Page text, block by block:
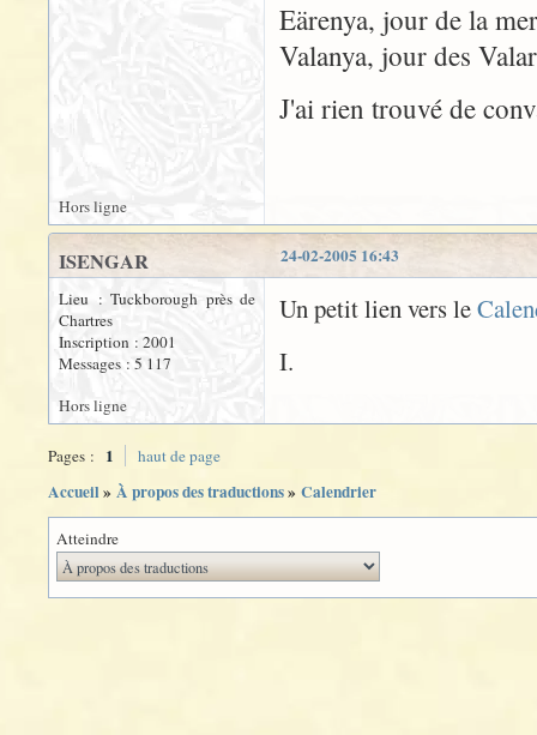
Eärenya, jour de la
Valanya, jour des
J'ai rien trouvé de
Hors ligne
24-02-2005 16:43
ISENGAR
Lieu : Tuckborough près de
Chartres
Inscription : 2001
Messages : 5 117
Un petit lien vers le
I.
Hors ligne
Pages : 1 haut de page
Accueil» À propos des traductions» Calendrier
Atteindre